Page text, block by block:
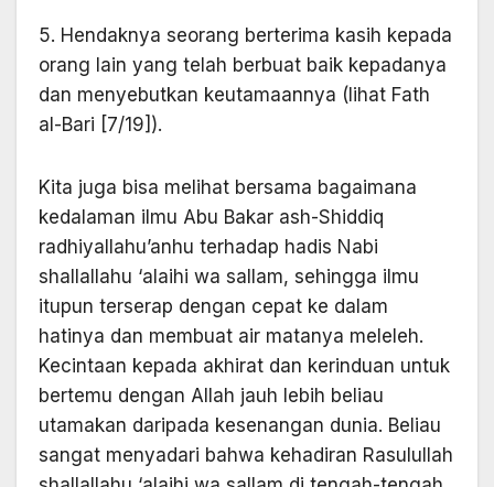
5. Hendaknya seorang berterima kasih kepada
orang lain yang telah berbuat baik kepadanya
dan menyebutkan keutamaannya (lihat Fath
al-Bari [7/19]).
Kita juga bisa melihat bersama bagaimana
kedalaman ilmu Abu Bakar ash-Shiddiq
radhiyallahu’anhu terhadap hadis Nabi
shallallahu ‘alaihi wa sallam, sehingga ilmu
itupun terserap dengan cepat ke dalam
hatinya dan membuat air matanya meleleh.
Kecintaan kepada akhirat dan kerinduan untuk
bertemu dengan Allah jauh lebih beliau
utamakan daripada kesenangan dunia. Beliau
sangat menyadari bahwa kehadiran Rasulullah